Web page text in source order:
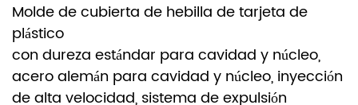
Molde de cubierta de hebilla de tarjeta de
plástico
con dureza estándar para cavidad y núcleo,
acero alemán para cavidad y núcleo, inyección
de alta velocidad, sistema de expulsión